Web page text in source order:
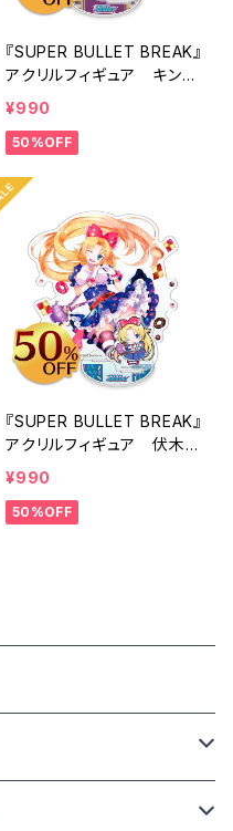
『SUPER BULLET BREAK』
アクリルフィギュア キン
グ・ダクトリ-仮装-
¥990
50%OFF
『SUPER BULLET BREAK』
アクリルフィギュア 伏木ア
リス
¥990
50%OFF